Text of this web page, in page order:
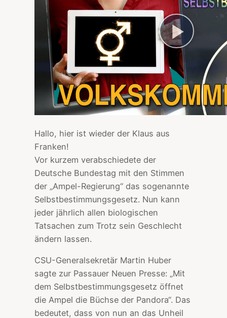
Hallo, hier ist wieder der Klaus aus
Franken!
Vor kurzem verabschiedete der
Deutsche Bundestag mit den Stimmen
der „Ampel-Regierung“ das sogenannte
Selbstbestimmungsgesetz. Nun kann
jeder jährlich allen biologischen
Tatsachen zum Trotz sein Geschlecht
ändern lassen.
CSU-Generalsekretär Martin Huber
sagte zur Passauer Neuen Presse: „Mit
dem Selbstbestimmungsgesetz öffnet
die Ampel die Büchse der Pandora“. Das
bedeutet, dass von nun an das Unheil